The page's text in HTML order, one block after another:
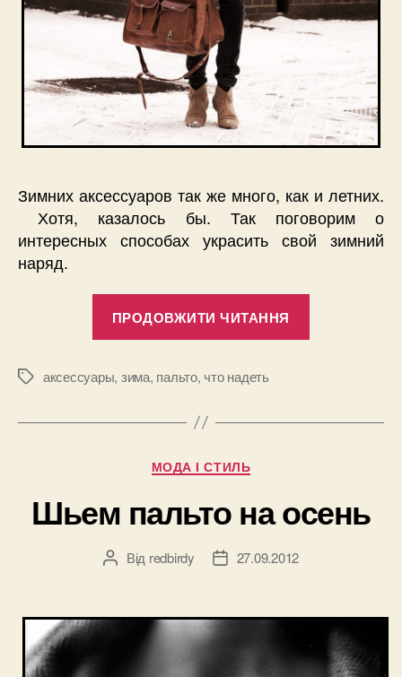
Зимних аксессуаров так же много, как и летних.
Хотя, казалось бы. Так поговорим о
интересных способах украсить свой зимний
наряд.
ПРОДОВЖИТИ ЧИТАННЯ
Позначки
аксессуары, зима, пальто, что надеть
Категорії
МОДА І СТИЛЬ
Шьем пальто на осень
Автор
Від redbirdy
Дата27.09.2012